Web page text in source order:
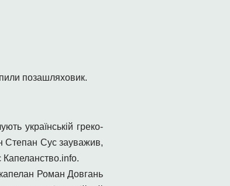
позашляховик.
українській греко-
Степан Сус зауважив,
капелан Роман Довгань